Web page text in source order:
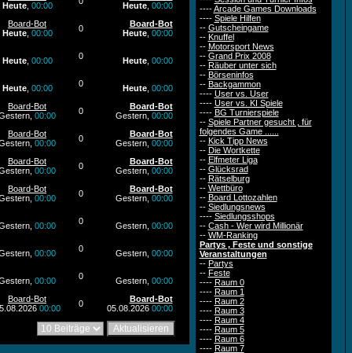
Heute, 00:00
Heute, 00:00
Board-Bot
Heute, 00:00 0
Board-Bot
Heute, 00:00
Heute, 00:00 0 Heute, 00:00
Heute, 00:00 0 Heute, 00:00
Board-Bot
00:00 0
Board-Bot
Gestern, 00:00
Board-Bot
00:00 0
Board-Bot
Gestern, 00:00
Board-Bot
00:00 0
Board-Bot
Gestern, 00:00
Board-Bot
00:00 0
Board-Bot
Gestern, 00:00
00:00 0 Gestern, 00:00
00:00 0 Gestern, 00:00
00:00 0 Gestern, 00:00
Board-Bot
00:00 0
Board-Bot
05.08.2026 00:00
----Arcade Games Downloads
---- Spiele Hilfen
-- Gutscheingame
-- Knuffel
-- Motorsport News
-- Grand Prix 2008
-- Räuber unter sich
-- Börseninfos
-- Backgammon
---- User vs. User
---- User vs. KI Spiele
---- BG Turnierspiele
-- Spiele Partner gesucht , für
folgendes Game ......
-- Kick Tipp News
-- Die Wortkette
-- Elfmeter Liga
-- Glücksrad
-- Rätselburg
-- Wettbüro
-- Board Lottozahlen
-- Siedlungsnews
---- Siedlungsshops
-- Cash - Wer wird Millionär
-- WM-Ranking
Partys , Feste und sonstige
Veranstaltungen
-- Partys
-- Feste
---- Raum 0
---- Raum 1
---- Raum 2
---- Raum 3
---- Raum 4
---- Raum 5
---- Raum 6
---- Raum 7